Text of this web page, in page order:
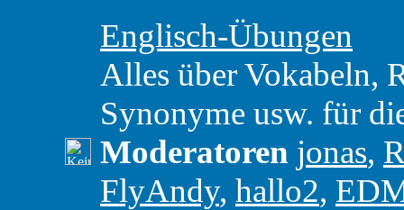
Englisch-Übungen
Alles über Vokabeln,
Synonyme usw. für
Moderatoren jonas,
FlyAndy, hallo2,